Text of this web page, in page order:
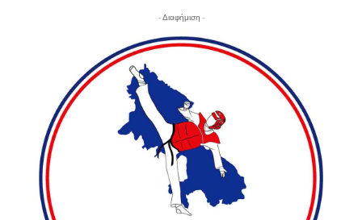
- Διαφήμιση -